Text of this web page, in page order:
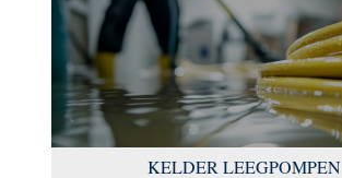
KELDER LEEGPOMPEN